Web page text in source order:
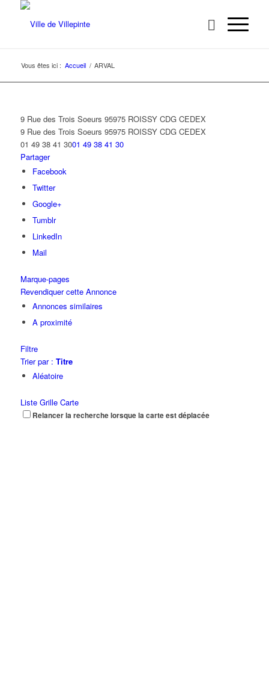
Vous êtes ici : Accueil / ARVAL
9 Rue des Trois Soeurs 95975 ROISSY CDG CEDEX
9 Rue des Trois Soeurs 95975 ROISSY CDG CEDEX
01 49 38 41 3001 49 38 41 30
Partager
Facebook
Twitter
Google+
Tumblr
LinkedIn
Mail
Marque-pages
Revendiquer cette Annonce
Annonces similaires
A proximité
Filtre
Trier par : Titre
Aléatoire
Liste Grille Carte
Relancer la recherche lorsque la carte est déplacée